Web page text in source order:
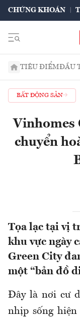
CHỨNG KHOÁN
TIÊU ĐIỂMĐẦU
BẤT ĐỘNG SẢN
Vinhomes
chuyển
Tọa lạc tại vị
khu vực ngày
Green City
một “bản đồ
Đây là nơi cư
nhịp sống